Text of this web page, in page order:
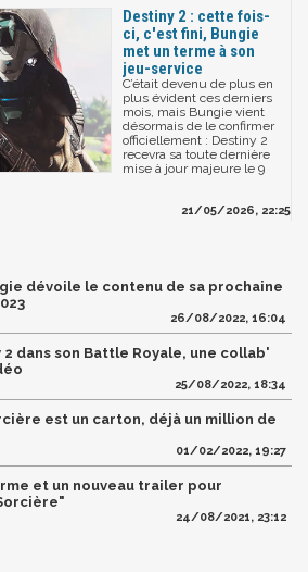
Destiny 2 : cette fois-
ci, c'est fini, Bungie
met un terme à son
jeu-service
C’était devenu de plus en
plus évident ces derniers
mois, mais Bungie vient
désormais de le confirmer
officiellement : Destiny 2
recevra sa toute dernière
mise à jour majeure le 9
21/05/2026, 22:25
dévoile le contenu de sa prochaine
26/08/2022, 16:04
dans son Battle Royale, une collab'
25/08/2022, 18:34
est un carton, déjà un million de
01/02/2022, 19:27
et un nouveau trailer pour
24/08/2021, 23:12